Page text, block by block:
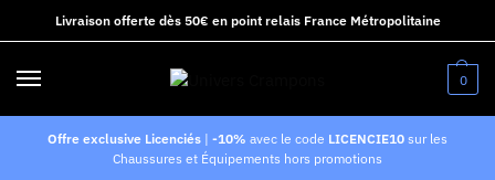
Livraison offerte dès 50€ en point relais France Métropolitaine
0
Offre exclusive Licenciés | -10% avec le code LICENCIE10 sur les
Chaussures et Équipements hors promotions